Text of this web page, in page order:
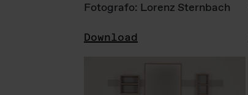
Fotografo: Lorenz Sternbach
Download